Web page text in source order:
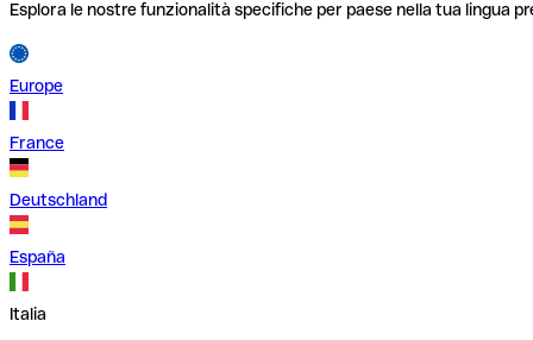
Esplora le nostre funzionalità specifiche per paese nella tua lingua
Europe
France
Deutschland
España
Italia